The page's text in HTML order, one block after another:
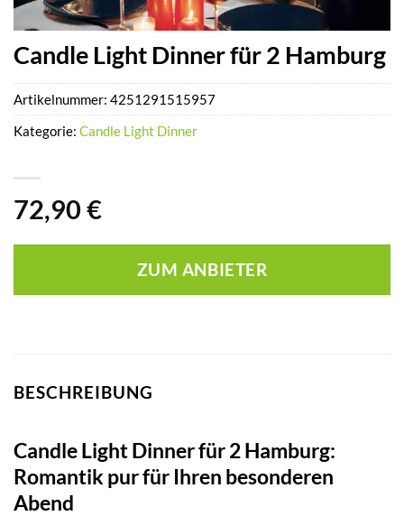
Candle Light Dinner für 2 Hamburg
72,90 €
ZUM ANBIETER
Artikelnummer: 4251291515957
Kategorie: Candle Light Dinner
BESCHREIBUNG
Candle Light Dinner für 2 Hamburg:
Romantik pur für Ihren besonderen
Abend